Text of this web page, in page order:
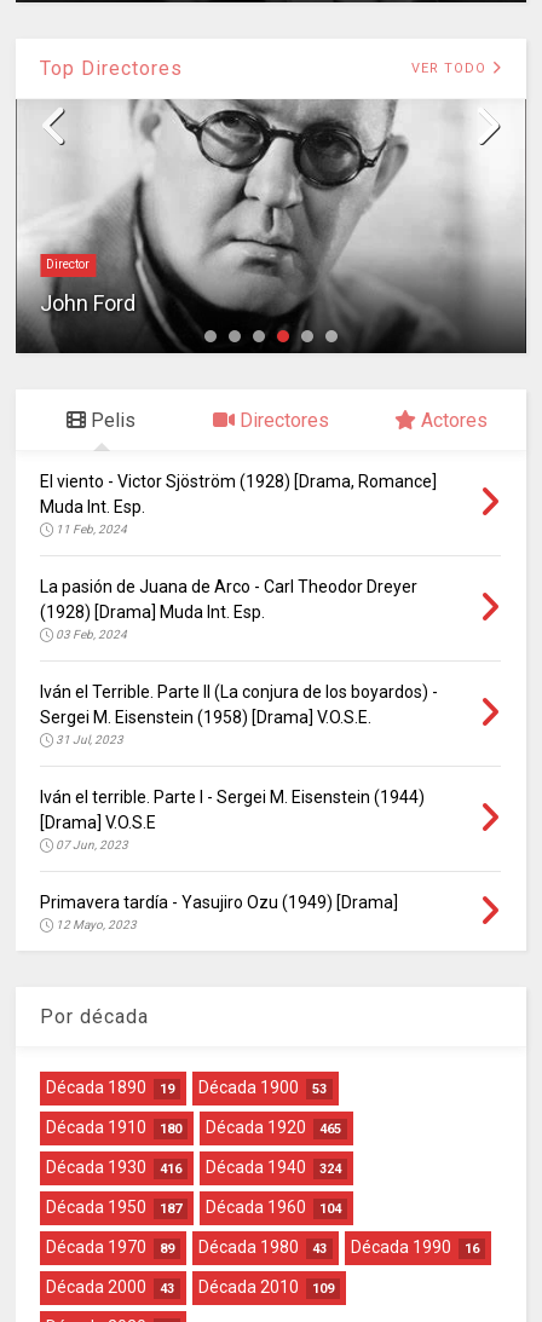
Top Directores VER TODO
Director
John Ford
Pelis Directores Actores
El viento - Victor Sjöström (1928) [Drama, Romance]
Muda Int. Esp.
11 Feb, 2024
La pasión de Juana de Arco - Carl Theodor Dreyer
(1928) [Drama] Muda Int. Esp.
03 Feb, 2024
Iván el Terrible. Parte II (La conjura de los boyardos) -
Sergei M. Eisenstein (1958) [Drama] V.O.S.E.
31 Jul, 2023
Iván el terrible. Parte I - Sergei M. Eisenstein (1944)
[Drama] V.O.S.E
07 Jun, 2023
Primavera tardía - Yasujiro Ozu (1949) [Drama]
12 Mayo, 2023
Por década
Década 1890 19 Década 1900 53
Década 1910 180 Década 1920 465
Década 1930 416 Década 1940 324
Década 1950 187 Década 1960 104
Década 1970 89 Década 1980 43 Década 1990 16
Década 2000 43 Década 2010 109